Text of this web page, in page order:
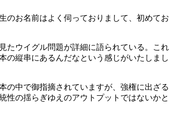
お名前はよく伺っておりまして、初めてお
たウイグル問題が詳細に語られている。これ
の縦串にあるんだなという感じがいたしまし
の中で御指摘されていますが、強権に出ざる
性の揺らぎゆえのアウトプットではないかと